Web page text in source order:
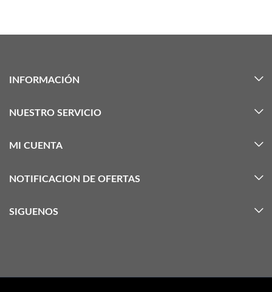
INFORMACIÓN
NUESTRO SERVICIO
MI CUENTA
NOTIFICACION DE OFERTAS
SIGUENOS